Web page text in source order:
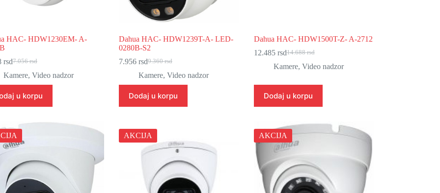
HAC- HDW1230EM- A-
7.056rsd
Originalna
cena
bila:
7.056 rsd.
rsdTrenutna
cena
5.998 rsd.
Kamere, Video nadzor
u korpu
Dahua HAC- HDW1239T-A- LED-
0280B-S2
9.360rsd
Originalna
cena
bila:
9.360 rsd.
7.956 rsdTrenutna
cena
7.956 rsd.
Kamere, Video nadzor
Dodaj u korpu
Dahua HAC- HDW1500T-Z- A-2712
14.688rsd
Originalna
cena
14.688 rsd.
12.485 rsdTrenutna
cena
Kamere, Video nadzor
Dodaj u korpu
AKCIJA AKCIJA